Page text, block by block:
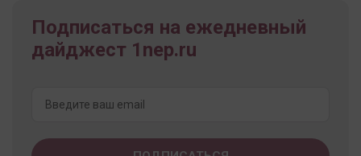
Подписаться на ежедневный
дайджест 1nep.ru